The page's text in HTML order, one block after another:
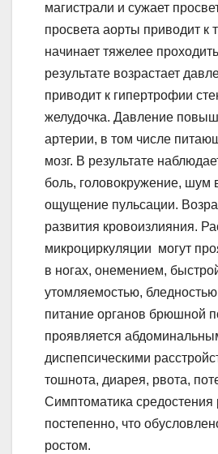
магистрали и сужает
просвета аорты приводит к
начинает тяжелее
результате возрастает
приводит к гипертрофии
желудочка. Давление
артерии, в том числе
мозг. В результате
боль, головокружение, шум
ощущение пульсации.
развития кровоизлияния.
микроциркуляции могут
в ногах, онемением,
утомляемостью,
питание органов брюшной
проявляется
диспепсическими
тошнота, диарея, рвота,
Симптоматика средостения
постепенно, что
ростом.